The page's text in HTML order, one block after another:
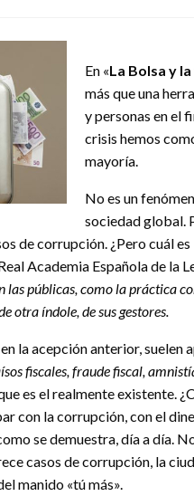
En «La Bolsa y
más que una
y personas en el
crisis hemos
mayoría.
No es un
sociedad global.
de corrupción. ¿Pero cuál
Academia Española de la
las públicas, como la práctica
otra índole, de sus gestores.
la acepción anterior,
fiscales, fraude fiscal,
es el realmente existente.
con la corrupción, con el
se demuestra, día a día.
casos de corrupción, la
manido «tú más».